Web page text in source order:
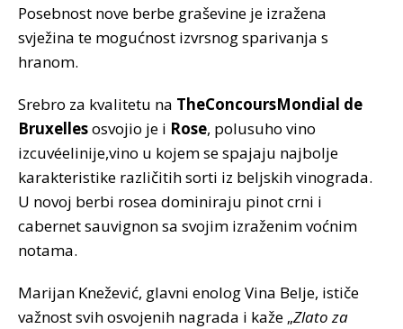
Posebnost nove berbe graševine je izražena
svježina te mogućnost izvrsnog sparivanja s
hranom.
Srebro za kvalitetu na TheConcoursMondial de
Bruxellesosvojio je i Rose, polusuho vino
izcuvéelinije,vino u kojem se spajaju najbolje
karakteristike različitih sorti iz beljskih vinograda.
U novoj berbi rosea dominiraju pinot crni i
cabernet sauvignon sa svojim izraženim voćnim
notama.
Marijan Knežević, glavni enolog Vina Belje, ističe
važnost svih osvojenih nagrada i kaže „Zlato za